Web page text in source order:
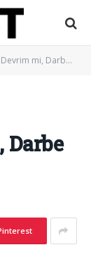
mi, Darbe mi?
Darbe